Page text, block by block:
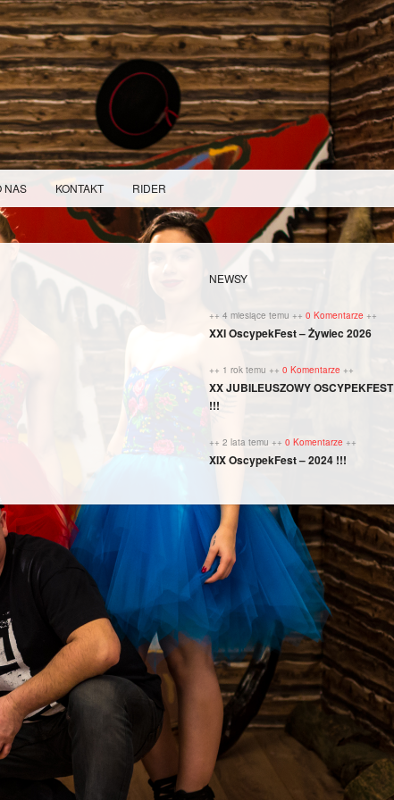
NAS KONTAKT RIDER
NEWSY
++ 4 miesiące temu ++ 0 Komentarze ++
XXI OscypekFest – Żywiec 2026
++ 1 rok temu ++ 0 Komentarze ++
XX JUBILEUSZOWY OSCYPEKFEST
!!!
++ 2 lata temu ++ 0 Komentarze ++
XIX OscypekFest – 2024 !!!